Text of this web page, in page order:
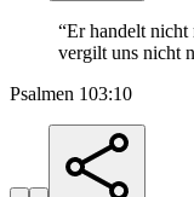
“Er handelt nicht
vergilt uns nicht
Psalmen 103:10